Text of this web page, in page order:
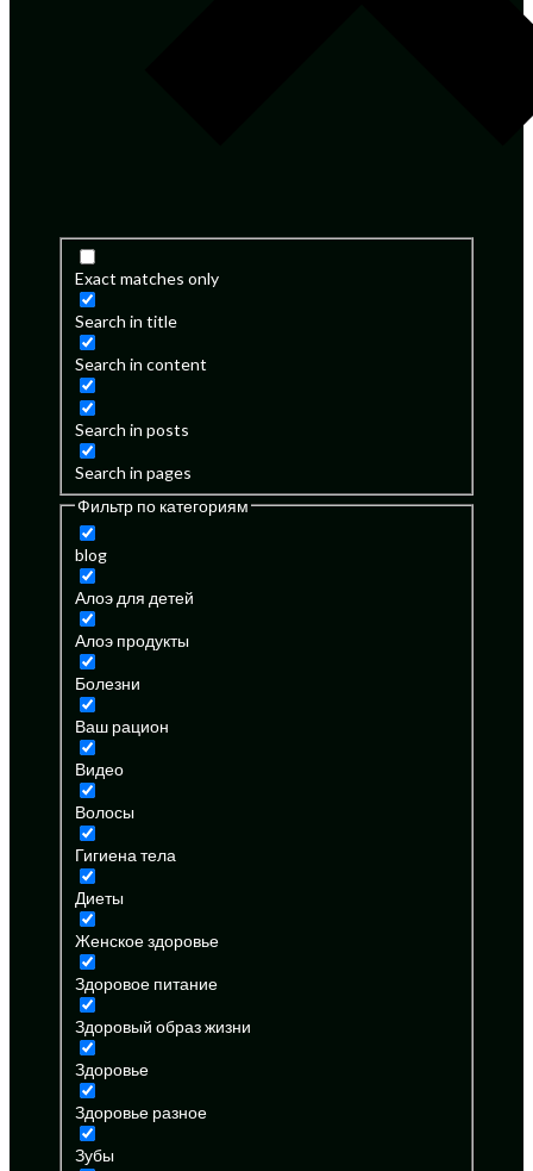
Exact matches only
Search in title
Search in content
Search in posts
Search in pages
Фильтр по категориям
blog
Алоэ для детей
Алоэ продукты
Болезни
Ваш рацион
Видео
Волосы
Гигиена тела
Диеты
Женское здоровье
Здоровое питание
Здоровый образ жизни
Здоровье
Здоровье разное
Зубы